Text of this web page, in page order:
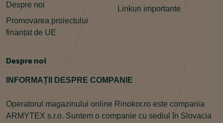
Despre noi
Promovarea proiectului
finanțat de UE
Linkuri importante
Despre noi
INFORMAȚII DESPRE COMPANIE
Operatorul magazinului online Rinokor.ro este compania
ARMYTEX s.r.o. Suntem o companie cu sediul în Slovacia